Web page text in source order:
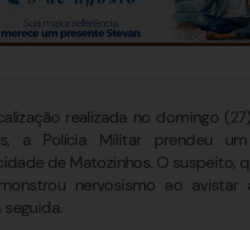
realizada no domingo
a Polícia Militar prendeu
de Matozinhos. O suspeito,
nervosismo ao